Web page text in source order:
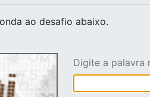
ao desafio abaixo.
Digite a palavra